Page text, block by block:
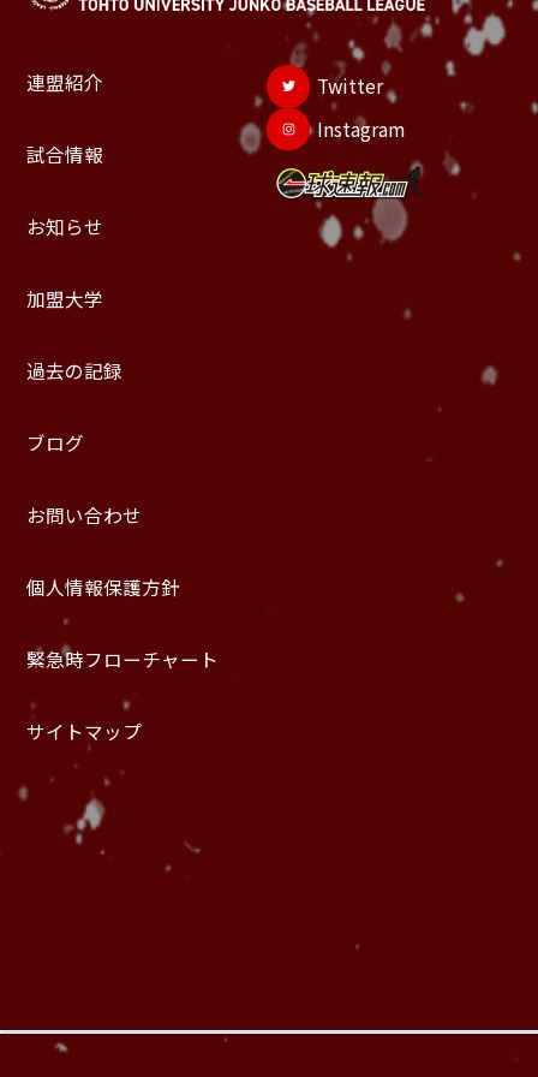
連盟紹介
試合情報
お知らせ
加盟大学
過去の記録
ブログ
お問い合わせ
個人情報保護方針
緊急時フローチャート
サイトマップ
Twitter
Instagram